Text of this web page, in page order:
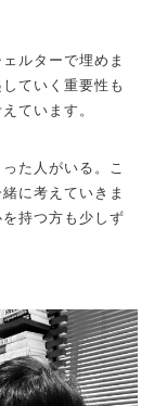
ルターで埋めま
ていく重要性も
ています。
た人がいる。こ
に考えていきま
持つ方も少しず